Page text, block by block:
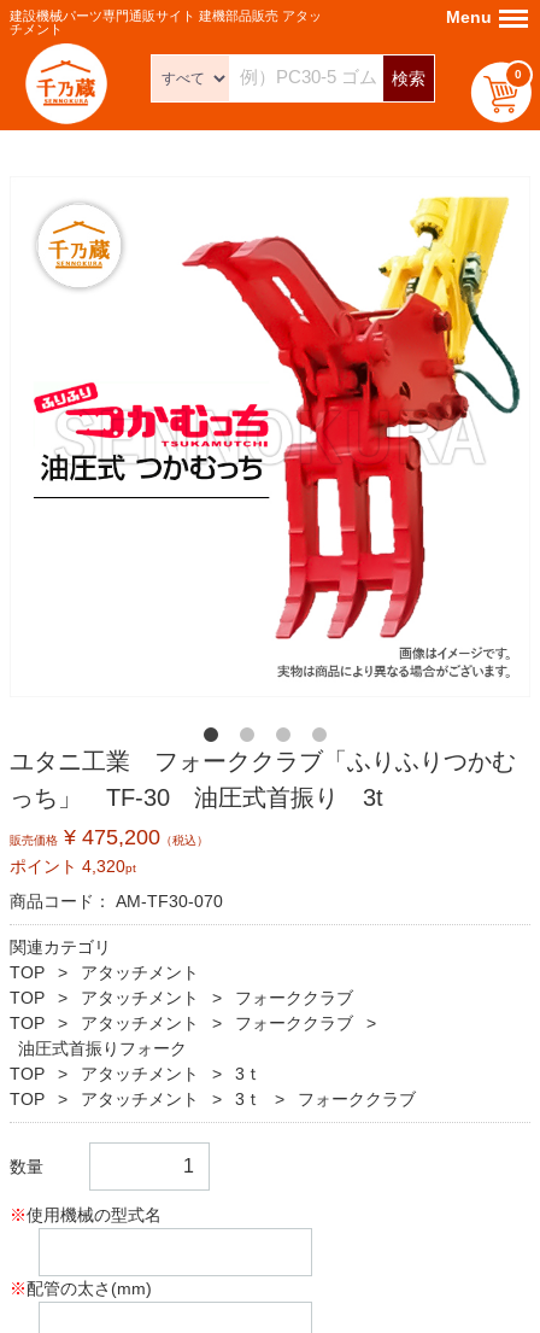
建設機械パーツ専門通販サイト 建機部品販売 アタッ
チメント
検索 0
Menu Menu
ユタニ工業 フォーククラブ「ふりふりつかむ
っち」 TF-30 油圧式首振り 3t
販売価格 ¥ 475,200 （税込）
ポイント 4,320pt
商品コード： AM-TF30-070
関連カテゴリ
TOP
アタッチメント
TOP
アタッチメント
フォーククラブ
TOP
アタッチメント
フォーククラブ
油圧式首振りフォーク
TOP
アタッチメント
3ｔ
TOP
アタッチメント 3ｔ フォーククラブ
数量
※使用機械の型式名
※配管の太さ(mm)